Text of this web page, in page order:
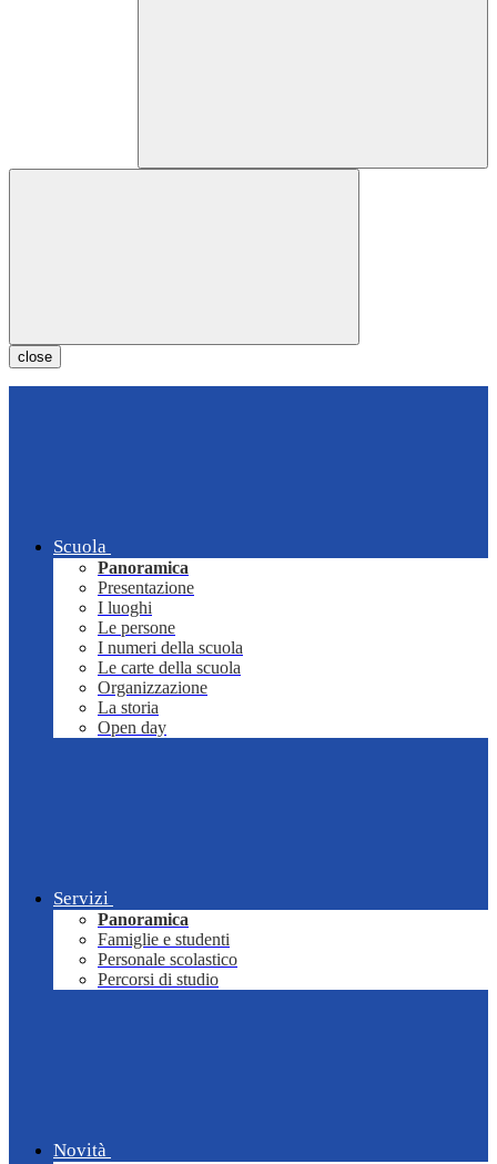
close
Scuola
Panoramica
Presentazione
I luoghi
Le persone
I numeri della scuola
Le carte della scuola
Organizzazione
La storia
Open day
Servizi
Panoramica
Famiglie e studenti
Personale scolastico
Percorsi di studio
Novità